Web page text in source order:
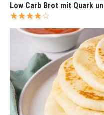
Low Carb Brot mit Quark